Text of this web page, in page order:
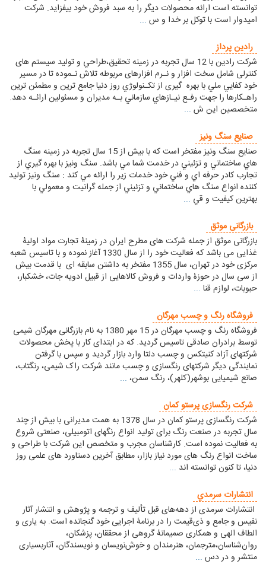
توانسته است ارائه محصولات دیگر را به سبد فروش خود بیفزاید. شرکت
امیدوار است با توکل بر خدا و س ...
رادین پرداز
شرکت رادين با 12 سال تجربه در زمینه تحقیق،طراحي و توليد سیستم های
کنترلی شامل سخت افزار و نـرم افزارهای مربوطه تلاش نـموده تا در مسير
خود کفايي ملي با بهره گیری از تکـنولوژي روز دنيا جامع ترین و مطمئن ترین
راهـکارها را جهت رفـع نيـازهاي سازماني بـه مديران و مسئولین ارائـه دهد.
متخصصین اين ش ...
صنایع سنگ ونیز
صنايع سنگ ونيز مفتخر است که با بيش از 15 سال تجربه در زمينه سنگ
هاي ساختماني و تزئيني در خدمت شما مي باشد. سنگ ونيز با بهره گيري از
تجارب کادر حرفه اي و فني خود خدمات زير را ارائه مي کند : سنگ ونيز توليد
کننده انواع سنگ هاي ساختماني و تزئيني از جمله گرانيت و معمولي با
بهترين کيفيت و قي ...
بازرگانی موثق
بازرگانی موثق از جمله شرکت های مطرح ایران در زمینۀ تجارت مواد اولیۀ
غذایی می باشد که فعالیت خود را از سال 1330 آغاز نموده و با تاسیس شعبه
مرکزی خود در تهران، سال 1355 مفتخر به داشتن سابقه ای با قدمت بیش
از سی سال در حوزۀ واردات و فروش کالاهایی از قبیل ادویه جات، خشکبار،
حبوبات، لوازم قنا ...
فروشگاه رنگ و چسب مهرگان
فروشگاه رنگ و چسب مهرگان در 15 مهر 1380 به نام بازرگانی مهرگان شیمی
توسط برادران صادقی تاسیس گردید. که در ابتدای کار با پخش محصولات
شرکتهای آزاد کنیتکس و چسب دلتا وارد بازار گردید و سپس با گرفتن
نمایندگی دیگر شرکتهای رنگسازی و چسب مانند شرکت راک شیمی، رنگتاب،
صانع شیمیایی بوشهر(کلهر)، رنگ سمن، ...
شرکت رنگسازی پرستو کمان
شرکت رنگسازی پرستو کمان در سال 1378 به همت مدیرانی با بیش از چند
سال تجربه در صنعت رنگ برای تولید انواع رنگهای اتومبیلی، صنعتی شروع
به فعالیت نموده است. کارشناسان مجرب و متخصص این شرکت با طراحی و
ساخت انواع رنگ های مورد نیاز بازار، مطابق آخرین دستاورد های علمی روز
دنیا، تا کنون توانسته اند ...
انتشارات سرمدي
انتشارات سرمدی از دهه‌های قبل تألیف و ترجمه و پژوهش و انتشار آثار
نفیس و جامع و ذی‌قیمت را در برنامۀ اجرایی خود گنجانده است. به یاری و
الطاف الهی و همکاری صمیمانۀ گروهی از محققان، پزشکان،
روان‌شناسان،مترجمان، هنرمندان و خوش‌نویسان و نویسندگان، آثاربسیاری
منتشر و در دس ...